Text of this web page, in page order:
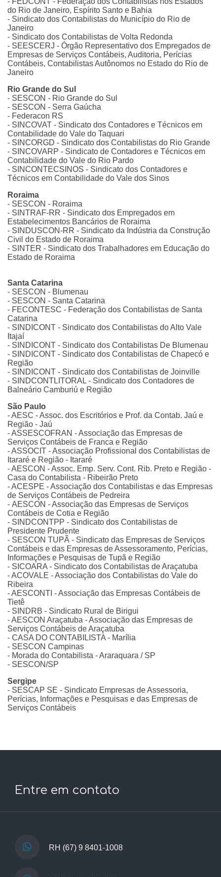
do Rio de Janeiro, Espírito Santo e Bahia
- Sindicato dos Contabilistas do Município do Rio de
Janeiro
- Sindicato dos Contabilistas de Volta Redonda
- SEESCERJ - Órgão Representativo dos Empregados de
Empresas de Serviços Contábeis, Auditoria, Perícias
Contábeis, Contabilistas Autônomos no Estado do Rio de
Janeiro
Rio Grande do Sul
- SESCON - Rio Grande do Sul
- SESCON - Serra Gaúcha
- Federacon RS
- SINCOVAT - Sindicato dos Contadores e Técnicos em
Contabilidade do Vale do Taquari
- SINCORGD - Sindicato dos Contabilistas do Rio Grande
- SINCOVARP - Sindicato de Contadores e Técnicos em
Contabilidade do Vale do Rio Pardo
- SINCONTECSINOS - Sindicato dos Contadores e
Técnicos em Contabilidade do Vale dos Sinos
Roraima
- SESCON - Roraima
- SINTRAF-RR - Sindicato dos Empregados em
Estabelecimentos Bancários de Roraima
- SINDUSCON-RR - Sindicato da Indústria da Construção
Civil do Estado de Roraima
- SINTER - Sindicato dos Trabalhadores em Educação do
Estado de Roraima
Santa Catarina
- SESCON - Blumenau
- SESCON - Santa Catarina
- FECONTESC - Federação dos Contabilistas de Santa
Catarina
- SINDICONT - Sindicato dos Contabilistas do Alto Vale
Itajaí
- SINDICONT - Sindicato dos Contabilistas De Blumenau
- SINDICONT - Sindicato dos Contabilistas de Chapecó e
Região
- SINDICONT - Sindicato dos Contabilistas de Joinville
- SINDCONTLITORAL - Sindicato dos Contadores de
Balneário Camburiú e Região
São Paulo
- AESC - Assoc. dos Escritórios e Prof. da Contab. Jaú e
Região - Jaú
- ASSESCOFRAN - Associação das Empresas de
Serviços Contábeis de Franca e Região
- ASSOCIT - Associação Profissional dos Contabilistas de
Itararé e Região - Itararé
- AESCON - Assoc. Emp. Serv. Cont. Rib. Preto e Região -
Casa do Contabilista - Ribeirão Preto
- ACESPE - Associação dos Contabilistas e das Empresas
de Serviços Contábeis de Pedreira
- AESCON - Associação das Empresas de Serviços
Contábeis de Cotia e Região
- SINDCONTPP - Sindicato dos Contabilistas de
Presidente Prudente
- SESCON TUPÃ - Sindicato das Empresas de Serviços
Contábeis e das Empresas de Assessoramento, Perícias,
Informações e Pesquisas de Tupã e Região
- SICOARA - Sindicato dos Contabilistas de Araçatuba
- ACOVALE - Associação dos Contabilistas do Vale do
Ribeira
- AESCONTI - Associação das Empresas Contábeis de
Tietê
- SINDRB - Sindicato Rural de Birigui
- AESCON Araçatuba - Associação das Empresas de
Serviços Contábeis de Araçatuba
- CASA DO CONTABILISTA - Marília
- SESCON Campinas
- Morada do Contabilista - Araraquara / SP
- SESCON/SP
Sergipe
- SESCAP SE - Sindicato Empresas de Assessoria,
Perícias, Informações e Pesquisas e das Empresas de
Serviços Contábeis
Entre em contato
RH (67) 9 8401-1008